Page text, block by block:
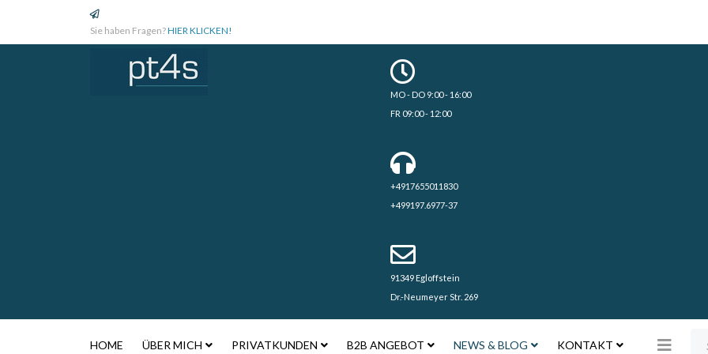
Sie haben Fragen?HIER KLICKEN!
MO - DO 9:00 - 16:00
FR 09:00 - 12:00
+4917655011830
+499197.6977-37
91349 Egloffstein
Dr.-Neumeyer Str. 269
HOME ÜBER MICH PRIVATKUNDEN B2B ANGEBOT NEWS & BLOG KONTAKT